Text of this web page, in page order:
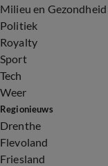
Milieu en Gezondheid
Politiek
Royalty
Sport
Tech
Weer
Regionieuws
Drenthe
Flevoland
Friesland